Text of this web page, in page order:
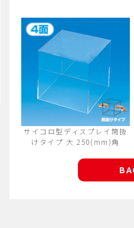
サイコロ型ディスプレイ筒抜
けタイプ 大 250(mm)角